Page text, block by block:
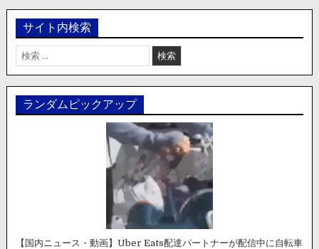
サイト内検索
検
索:
ランダムピックアップ
【国内ニュース・動画】Uber Eats配達パートナーが配信中に自転車